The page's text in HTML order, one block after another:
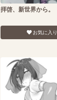
拝啓、新世界から。
お気に入り